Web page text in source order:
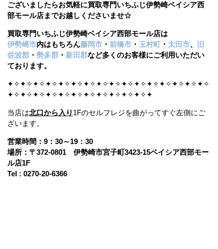
ございましたらお気軽に買取専門いちふじ伊勢崎ベイシア西
部モール店までお越しくださいませ☆
買取専門いちふじ伊勢崎ベイシア西部モール店は
伊勢崎市内はもちろん藤岡市 ・ 前橋市 ・ 玉村町 ・ 太田市、
旧
佐波郡 ・ 勢多郡 ・ 新田郡など多くのお客様にご利用いただい
ております。
✦✧✦✧✦✧✦✧✦✧✦✧✦✧✦✧✦✧✦✧✦✧✦✧✦✧✦✧✦✧✦✧
✦✧✦✧✦✧✦✧✦✧✦✧✦✧✦✧✦✧✦✧✦✧✦
当店は北口から入り 1Fのセルフレジを曲がってすぐ左側にご
ざいます。
営業時間：9：30～19：30
場所：〒372-0801 伊勢崎市宮子町3423-15ベイシア西部モー
ル店1F
Tel : 0270-20-6366